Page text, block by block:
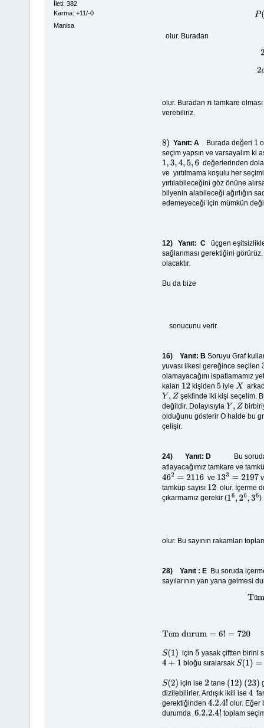
İleti: 382
Karma: +11/-0
Manisa
olur. Buradan
olur. Buradan ntamkare
verebiliriz.
8) Yanıt: A Burada değeri 1
seçim yapsın ve varsayalım ki
1,3,4 ,5, 6
değerlerinden
ve yırtılmama koşulu her
yırtılabileceğini göz önüne
bilyenin alabileceği ağırlığın
edemeyeceği için mümkün
12) Yanıt: C
üçgen
sağlanması gerektiğini
olacaktır.
Bu da bize
sonucunu verir.
16) Yanıt: B Soruyu Graf
yuvası ilkesi gereğince seçilen
olamayacağını ispatlamamız
kalan 12kişiden 5 iyleX
Y, Z
şeklinde iki kişi seçelim.
değildir. Dolayısıyla Y, Z
olduğunu gösterir O halde bu
çelişir.
24) Yanıt: D
Bu
atlayacağımız tamkare ve
462 =2116 ve 133 =2197
tamküp sayısı 12olur. İçerme
çıkarmamız gerekir (16,26,3 6 )
olur. Bu sayının rakamları
28) Yanıt : E Bu soruda
sayılarının yan yana gelmesi
ü
ü
Tüm durum=6! =720
S(1) için5yasak çiftten birini
4+1 bloğu sıralarsak S(1) = C(
S(2) için ise2tane (12) (23)
dizilebilirler. Ardışık ikili ise 4
gerektiğinden 4.2.4! olur. Eğer
durumda 6.2.2.4! toplam